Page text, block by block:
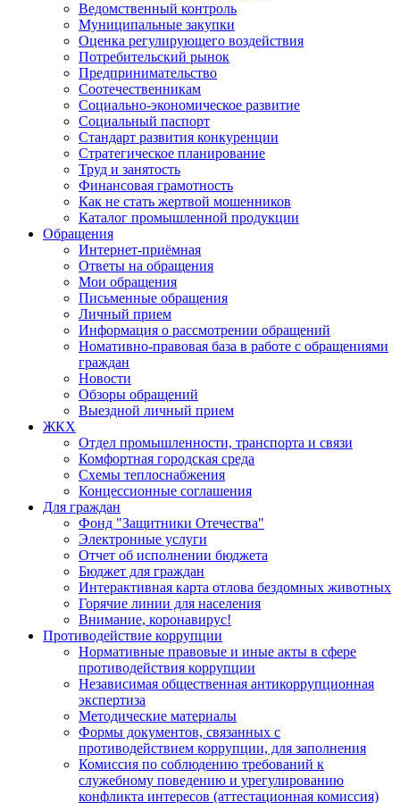
Ведомственный контроль
Муниципальные закупки
Оценка регулирующего воздействия
Потребительский рынок
Предпринимательство
Соотечественникам
Социально-экономическое развитие
Социальный паспорт
Стандарт развития конкуренции
Стратегическое планирование
Труд и занятость
Финансовая грамотность
Как не стать жертвой мошенников
Каталог промышленной продукции
Обращения
Интернет-приёмная
Ответы на обращения
Мои обращения
Письменные обращения
Личный прием
Информация о рассмотрении обращений
Номативно-правовая база в работе с обращениями
граждан
Новости
Обзоры обращений
Выездной личный прием
ЖКХ
Отдел промышленности, транспорта и связи
Комфортная городская среда
Схемы теплоснабжения
Концессионные соглашения
Для граждан
Фонд "Защитники Отечества"
Электронные услуги
Отчет об исполнении бюджета
Бюджет для граждан
Интерактивная карта отлова бездомных животных
Горячие линии для населения
Внимание, коронавирус!
Противодействие коррупции
Нормативные правовые и иные акты в сфере
противодействия коррупции
Независимая общественная антикоррупционная
экспертиза
Методические материалы
Формы документов, связанных с
противодействием коррупции, для заполнения
Комиссия по соблюдению требований к
служебному поведению и урегулированию
конфликта интересов (аттестационная комиссия)